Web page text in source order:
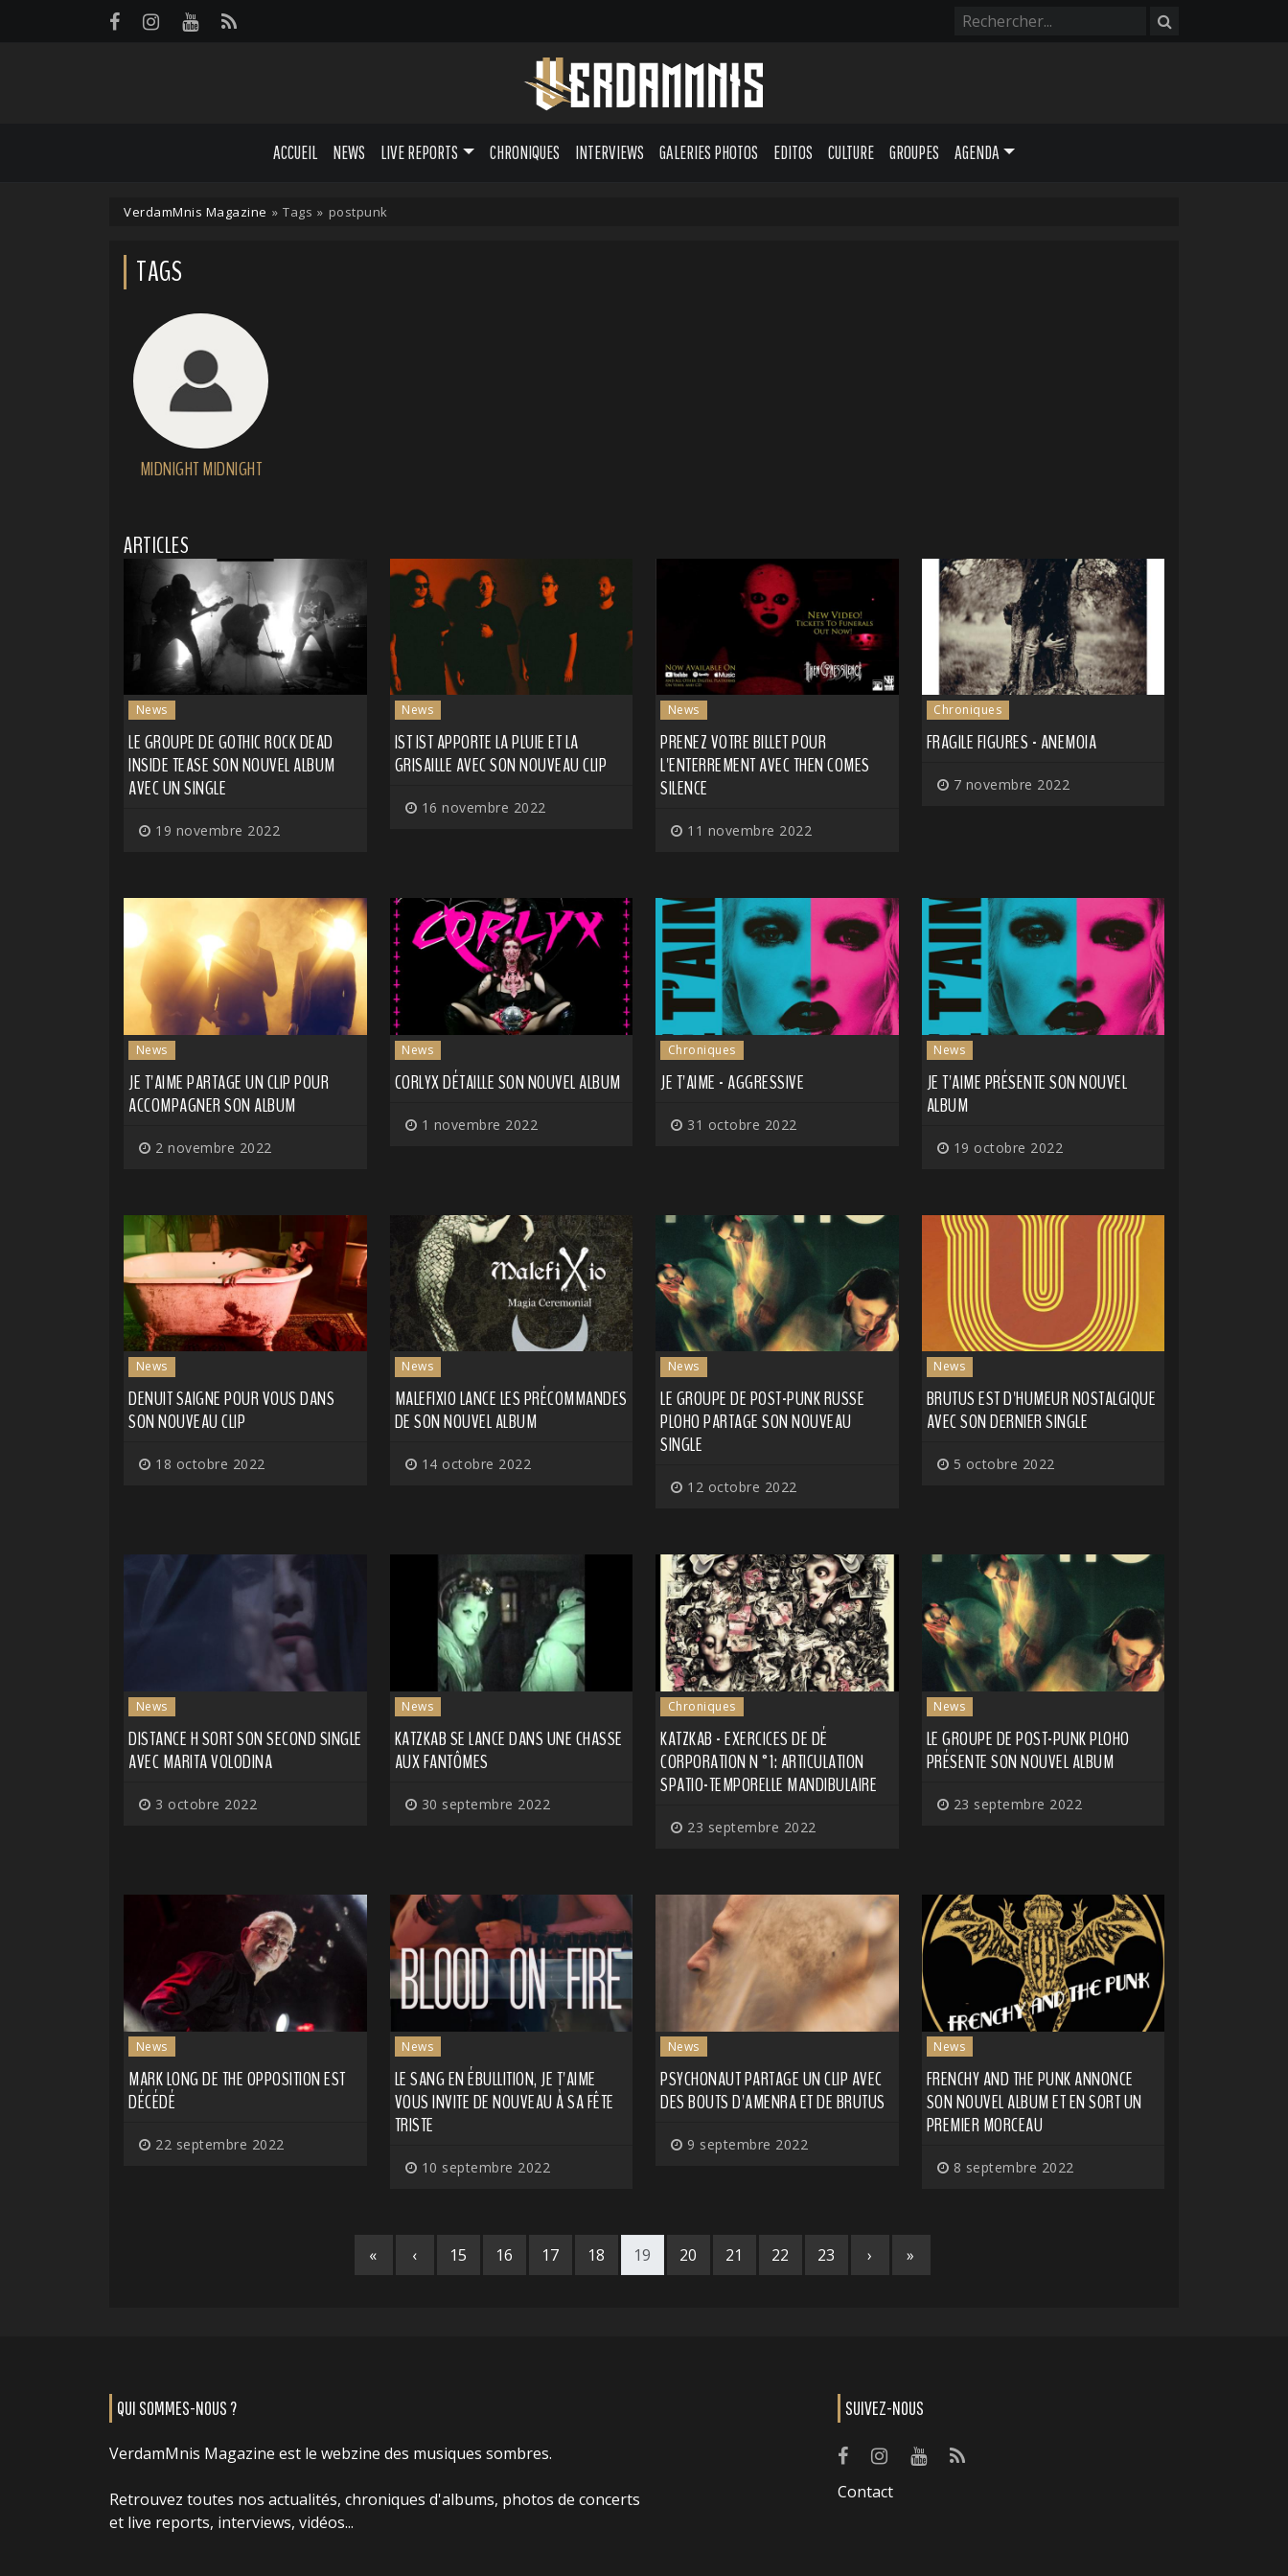
ACCUEIL NEWS LIVE REPORTS CHRONIQUES INTERVIEWS GALERIES PHOTOS EDITOS CULTURE GROUPES AGENDA
VerdamMnis Magazine » Tags » postpunk
TAGS
MIDNIGHT MIDNIGHT
ARTICLES
News
LE GROUPE DE GOTHIC ROCK DEAD
INSIDE TEASE SON NOUVEL ALBUM
AVEC UN SINGLE
19 novembre 2022
News
IST IST APPORTE LA PLUIE ET LA
GRISAILLE AVEC SON NOUVEAU CLIP
16 novembre 2022
News
PRENEZ VOTRE BILLET POUR
L'ENTERREMENT AVEC THEN COMES
SILENCE
11 novembre 2022
Chroniques
FRAGILE FIGURES - ANEMOIA
7 novembre 2022
News
JE T'AIME PARTAGE UN CLIP POUR
ACCOMPAGNER SON ALBUM
2 novembre 2022
News
CORLYX DÉTAILLE SON NOUVEL ALBUM
1 novembre 2022
Chroniques
JE T'AIME - AGGRESSIVE
31 octobre 2022
News
JE T'AIME PRÉSENTE SON NOUVEL
ALBUM
19 octobre 2022
News
DENUIT SAIGNE POUR VOUS DANS
SON NOUVEAU CLIP
18 octobre 2022
News
MALEFIXIO LANCE LES PRÉCOMMANDES
DE SON NOUVEL ALBUM
14 octobre 2022
News
LE GROUPE DE POST-PUNK RUSSE
PLOHO PARTAGE SON NOUVEAU
SINGLE
12 octobre 2022
News
BRUTUS EST D'HUMEUR NOSTALGIQUE
AVEC SON DERNIER SINGLE
5 octobre 2022
News
DISTANCE H SORT SON SECOND SINGLE
AVEC MARITA VOLODINA
3 octobre 2022
News
KATZKAB SE LANCE DANS UNE CHASSE
AUX FANTÔMES
30 septembre 2022
Chroniques
KATZKAB - EXERCICES DE DÉ​
CORPORATION N​°​1: ARTICULATION
SPATIO​-​TEMPORELLE MANDIBULAIRE
23 septembre 2022
News
LE GROUPE DE POST-PUNK PLOHO
PRÉSENTE SON NOUVEL ALBUM
23 septembre 2022
News
MARK LONG DE THE OPPOSITION EST
DÉCÉDÉ
22 septembre 2022
News
LE SANG EN ÉBULLITION, JE T'AIME
VOUS INVITE DE NOUVEAU À SA FÊTE
TRISTE
10 septembre 2022
News
PSYCHONAUT PARTAGE UN CLIP AVEC
DES BOUTS D'AMENRA ET DE BRUTUS
9 septembre 2022
News
FRENCHY AND THE PUNK ANNONCE
SON NOUVEL ALBUM ET EN SORT UN
PREMIER MORCEAU
8 septembre 2022
« ‹ 15 16 17 18 19 20 21 22 23 › »
QUI SOMMES-NOUS ?
VerdamMnis Magazine est le webzine des musiques sombres.
Retrouvez toutes nos actualités, chroniques d'albums, photos de concerts
et live reports, interviews, vidéos...
SUIVEZ-NOUS
Contact
Panneau de gestion des cookies